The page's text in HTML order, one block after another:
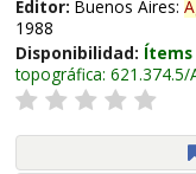
Editor: Buenos Aires:
1988
Disponibilidad:
topográfica: 621.374.5/